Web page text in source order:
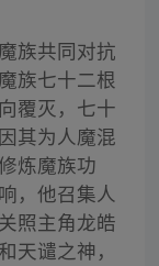
族共同对抗
族七十二根
覆灭，七十
其为人魔混
炼魔族功
，他召集人
照主角龙皓
天谴之神，